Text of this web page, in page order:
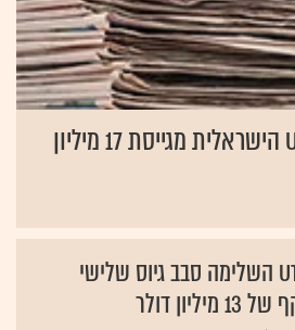
כוח להמונים: uTest הישראלית מגייסת 17 מיליון
uTest השלימה סבב גיוס שלישי
דולר